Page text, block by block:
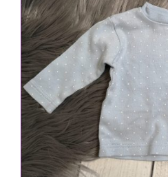
IN DEN WARENKORB